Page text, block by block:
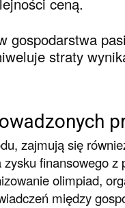
gospodarstwa
straty
zajmują się
finansowego z
olimpiad,
między